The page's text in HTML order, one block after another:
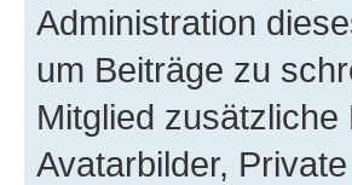
Administration
um Beiträge zu
Mitglied
Avatarbilder,